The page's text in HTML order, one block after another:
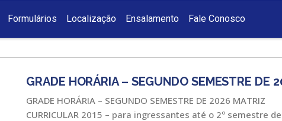
Formulários Localização Ensalamento Fale Conosco
GRADE HORÁRIA – SEGUNDO SEMESTRE DE
GRADE HORÁRIA – SEGUNDO SEMESTRE DE 2026 MATRIZ
CURRICULAR 2015 – para ingressantes até o 2º semestre